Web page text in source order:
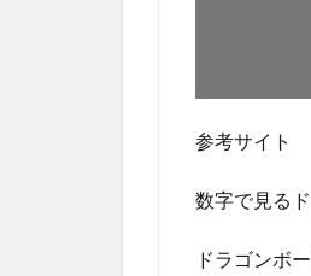
参考サイト
数字で見る
ドラゴンボ